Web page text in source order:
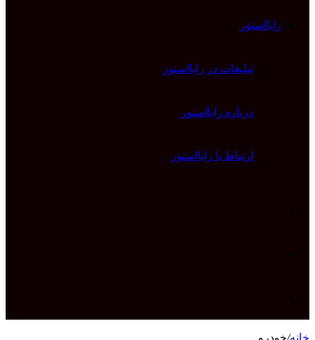
رایااستور
تبلیغات در رایااستور
درباره رایااستور
ارتباط با رایااستور
خانه/خودرو